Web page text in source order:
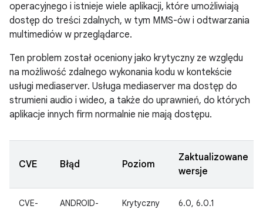
operacyjnego i istnieje wiele aplikacji, które umożliwiają
dostęp do treści zdalnych, w tym MMS-ów i odtwarzania
multimediów w przeglądarce.
Ten problem został oceniony jako krytyczny ze względu
na możliwość zdalnego wykonania kodu w kontekście
usługi mediaserver. Usługa mediaserver ma dostęp do
strumieni audio i wideo, a także do uprawnień, do których
aplikacje innych firm normalnie nie mają dostępu.
CVE Błąd Poziom
Zaktualizowane
wersje
CVE-
ANDROID-
Krytyczny 6.0, 6.0.1